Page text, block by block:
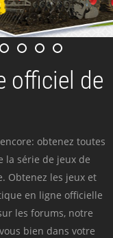
officiel de
obtenez toutes
la série de jeux de
Obtenez les jeux et
en ligne officielle
les forums, notre
bien dans votre